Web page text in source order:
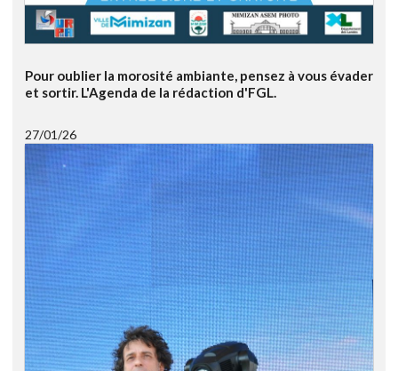
Pour oublier la morosité ambiante, pensez à vous évader
et sortir. L'Agenda de la rédaction d'FGL.
27/01/26